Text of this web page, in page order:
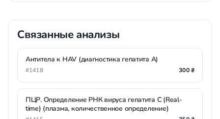
Связанные анализы
Антитела к HAV (диагностика гепатита А)
#1418 300 ₴
ПЦР. Определение РНК вируса гепатита С (Real-
time) (плазма, количественное определение)